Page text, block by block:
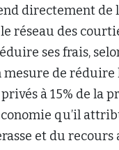
directement de
réseau des
ses frais,
mesure de réduire
à 15% de la
qu’il
et du recours